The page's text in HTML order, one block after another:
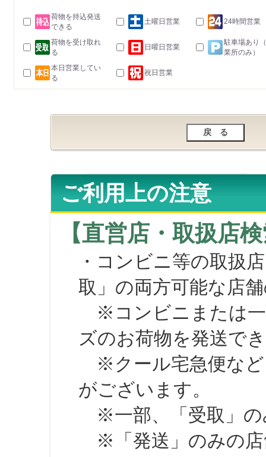
荷物を持込発送
できる
土曜日営業 24時間営業
荷物を受け取れ
る
日曜日営業
駐車場あり
業所のみ）
本日営業してい
る
祝日営業
ご利用上の注意
【直営店・取扱店
・コンビニ等の取扱
取」の両方可能な店
※コンビニまたは一
ズのお荷物を発送で
※クール宅急便など
がございます。
※一部、「受取」の
※「発送」のみの店